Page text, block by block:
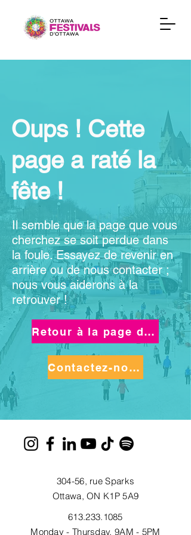
Oups ! Cette
page a raté la
fête !
Il semble que la page que vous
cherchez se soit perdue dans
la foule. Essayez de revenir en
arrière ou de nous contacter ;
nous vous aiderons à la
retrouver !
Retour à la page d'accueil
Contactez-nous
304-56, rue Sparks
Ottawa, ON K1P 5A9
613.233.1085
Monday - Thursday, 9AM - 5PM